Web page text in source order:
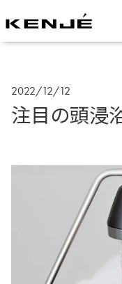
2022/12/12
注目の頭浸